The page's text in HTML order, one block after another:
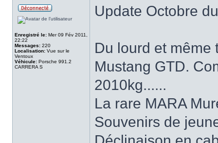
Enregistré le: Mer 09 Fév 2011,
22:22
Messages: 220
Localisation: Vue sur le
Ventoux
Véhicule: Porsche 991.2
CARRERA S
Update Octobre
Du lourd et même
Mustang GTD.
2010kg......
La rare MARA
Souvenirs de